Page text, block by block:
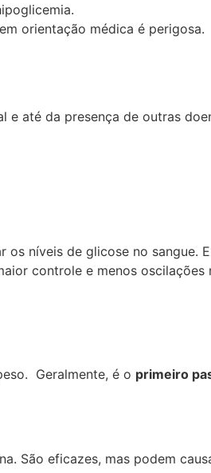
orientação médica é perigosa.
e até da presença de outras
níveis de glicose no sangue.
controle e menos oscilações
Geralmente, é o primeiro
São eficazes, mas podem